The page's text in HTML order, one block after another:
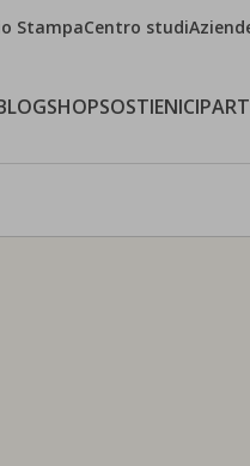
SHOPSOSTIENICI
StampaCentro studi